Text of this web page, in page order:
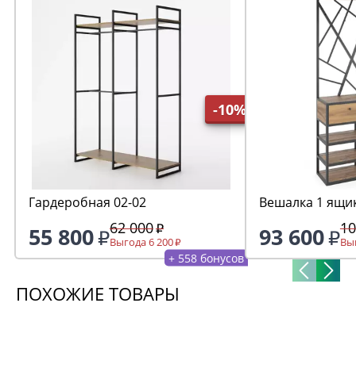
-10%
Гардеробная 02-02
55 800 62 000
Выгода 6 200
+ 558 бонусов
Вешалка 1
93 600
ПОХОЖИЕ ТОВАРЫ